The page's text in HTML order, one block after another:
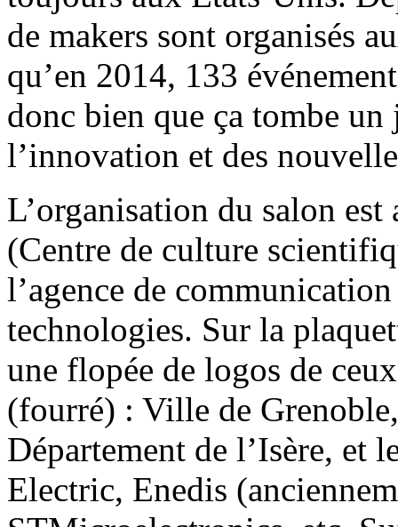
de makers sont organisés
qu’en 2014, 133
donc bien que ça tombe
l’innovation et des
L’organisation du salon est
(Centre de culture
l’agence de
technologies. Sur la
une flopée de logos de
(fourré) : Ville de
Département de l’Isère, et
Electric, Enedis